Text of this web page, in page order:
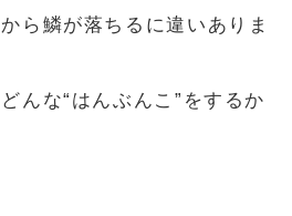
ら鱗が落ちるに違いありま
んな“はんぶんこ”をするか